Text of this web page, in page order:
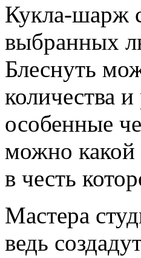
Кукла-шарж
выбранных
Блеснуть
количества
особенные
можно какой
в честь
Мастера
ведь